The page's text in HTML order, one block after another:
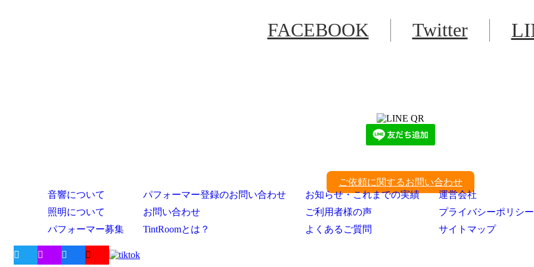
FACEBOOK Twitter
ご依頼に関するお問い合わせ
音響について
照明について
パフォーマー募集
パフォーマー登録のお問い合わせ
お問い合わせ
TintRoomとは？
お知らせ・これまでの実績
ご利用者様の声
よくあるご質問
運営会社
プライバシーポリシー
サイトマップ